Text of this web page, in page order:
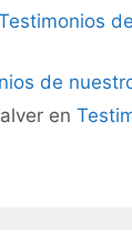
de
en